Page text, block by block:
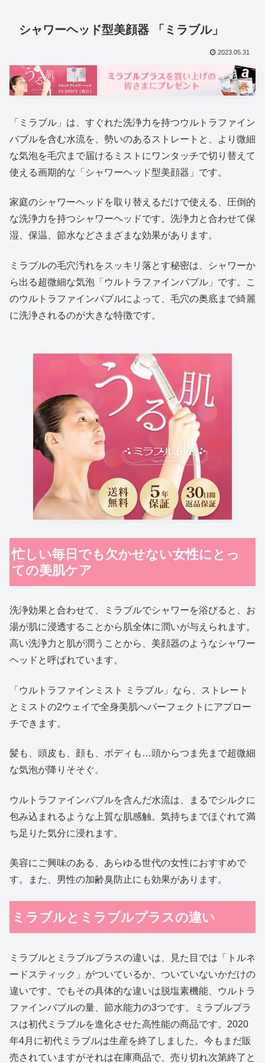
シャワーヘッド型美顔器 「ミラブル」
2023.05.31
「ミラブル」は、すぐれた洗浄力を持つウルトラファイン
バブルを含む水流を、勢いのあるストレートと、より微細
な気泡を毛穴まで届けるミストにワンタッチで切り替えて
使える画期的な「シャワーヘッド型美顔器」です。
家庭のシャワーヘッドを取り替えるだけで使える、圧倒的
な洗浄力を持つシャワーヘッドです。洗浄力と合わせて保
湿、保温、節水などさまざまな効果があります。
ミラブルの毛穴汚れをスッキリ落とす秘密は、シャワーか
ら出る超微細な気泡「ウルトラファインバブル」です。こ
のウルトラファインバブルによって、毛穴の奥底まで綺麗
に洗浄されるのが大きな特徴です。
忙しい毎日でも欠かせない女性にとっ
ての美肌ケア
洗浄効果と合わせて、ミラブルでシャワーを浴びると、お
湯が肌に浸透することから肌全体に潤いが与えられます。
高い洗浄力と肌が潤うことから、美顔器のようなシャワー
ヘッドと呼ばれています。
「ウルトラファインミスト ミラブル」なら、ストレート
とミストの2ウェイで全身美肌へパーフェクトにアプロー
チできます。
髪も、頭皮も、顔も、ボディも…頭からつま先まで超微細
な気泡が降りそそぐ。
ウルトラファインバブルを含んだ水流は、まるでシルクに
包み込まれるような上質な肌感触。気持ちまでほぐれて満
ち足りた気分に浸れます。
美容にご興味のある、あらゆる世代の女性におすすめで
す。また、男性の加齢臭防止にも効果があります。
ミラブルとミラブルプラスの違い
ミラブルとミラブルプラスの違いは、見た目では「トルネ
ードスティック」がついているか、ついていないかだけの
違いです。でもその具体的な違いは脱塩素機能、ウルトラ
ファインバブルの量、節水能力の3つです。ミラブルプラ
スは初代ミラブルを進化させた高性能の商品です。2020
年4月に初代ミラブルは生産を終了しました。今もまだ販
売されていますがそれは在庫商品で、売り切れ次第終了と